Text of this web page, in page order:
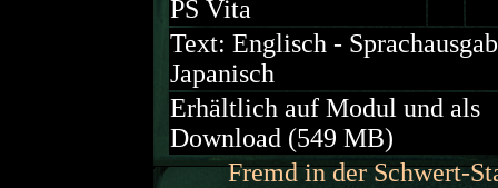
PS Vita
Text: Englisch -
Japanisch
Erhältlich auf Modul und als
Download (549 MB)
Fremd in der Schwert-